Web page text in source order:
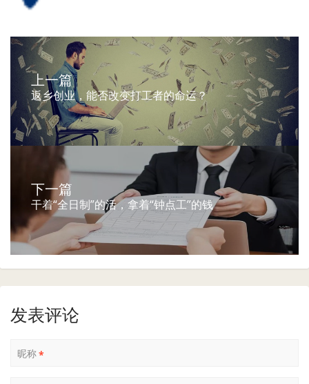
上一篇
返乡创业，能否改变打工者的命运？
下一篇
干着“全日制”的活，拿着“钟点工”的钱
发表评论
昵称*